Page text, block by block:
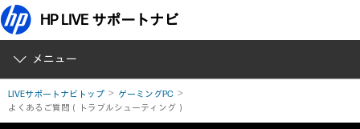
HP LIVE サポートナビ
メニュー
LIVEサポートナビトップ
ゲーミングPC
よくあるご質問（トラブルシューティング）